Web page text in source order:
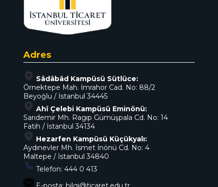
Adres
Sâdâbâd Kampüsü Sütlüce:
Örnektepe Mah. İmrahor Cad. No: 88/2
Beyoğlu / İstanbul 34445
Ahî Çelebi Kampüsü Eminönü:
Sarıdemir Mh. Ragıp Gümüşpala Cd. No: 14
Fatih / İstanbul 34134
Hezarfen Kampüsü Küçükyalı:
Aydınevler Mh. İsmet İnönü Cd. No: 4
Maltepe / İstanbul 34840
Telefon: 444 0 413